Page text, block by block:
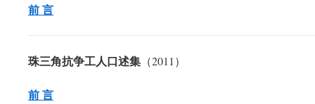
前 言
珠三角抗争工人口述集 （2011）
前 言